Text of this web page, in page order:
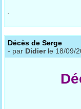
.
Décès de Serge
- par Didierle 18/09/